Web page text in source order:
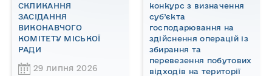
СКЛИКАННЯ
ЗАСІДАННЯ
ВИКОНАВЧОГО
КОМІТЕТУ МІСЬКОЇ
РАДИ
29 липня 2026
конкурс з визначення
суб’єкта
господарювання на
здійснення операцій із
збирання та
перевезення побутових
відходів на території